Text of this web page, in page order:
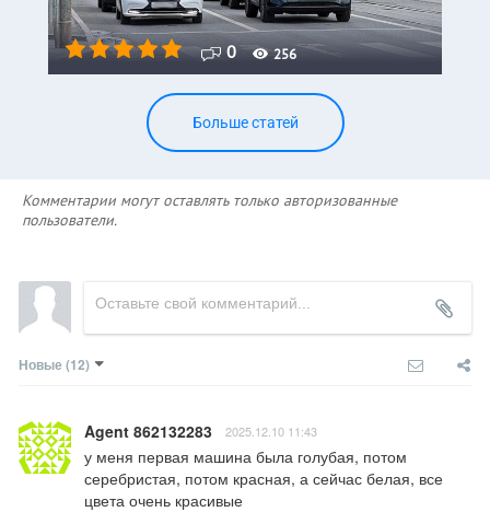
0 256
Больше статей
Комментарии могут оставлять только авторизованные
пользователи.
Новые (12)
Agent 862132283 2025.12.10 11:43
у меня первая машина была голубая, потом
серебристая, потом красная, а сейчас белая, все
цвета очень красивые